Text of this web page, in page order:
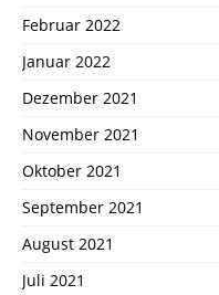
Februar 2022
Januar 2022
Dezember 2021
November 2021
Oktober 2021
September 2021
August 2021
Juli 2021